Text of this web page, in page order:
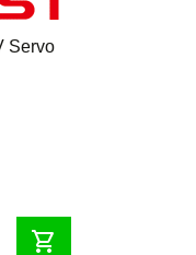
Servo
shopping_cart